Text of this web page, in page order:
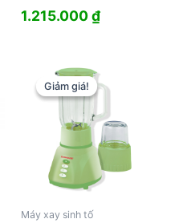
1.215.000₫
Giảm giá!
Giảm giá!
Máy xay sinh tố